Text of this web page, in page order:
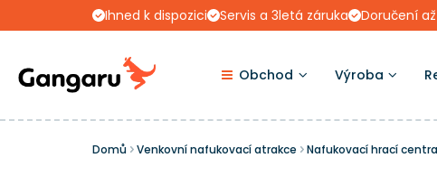
Ihned k dispozici Servis a 3letá záruka Doručení
Obchod Výroba
Domů Venkovní nafukovací atrakce Nafukovací hrací centra